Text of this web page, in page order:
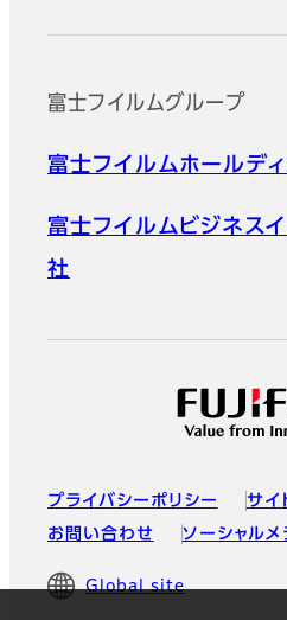
富士フイルムグループ
富士フイルムホールデ
富士フイルムビジネス
社
プライバシーポリシー
サイ
お問い合わせ
ソーシャルメ
Global site